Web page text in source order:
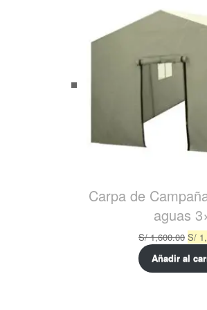
Carpa de
aguas
S/1,600.00 El
S/
S/
Añadir al